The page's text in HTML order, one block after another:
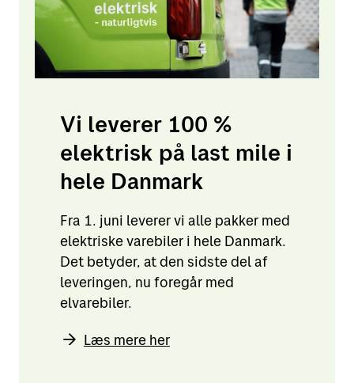
Vi leverer 100 %
elektrisk på last mile i
hele Danmark
Fra 1. juni leverer vi alle pakker med
elektriske varebiler i hele Danmark.
Det betyder, at den sidste del af
leveringen, nu foregår med
elvarebiler.
Læs mere her